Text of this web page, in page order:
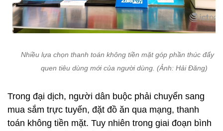
Nhiều lựa chọn thanh toán không tiền mặt góp phần thúc đẩy
quen tiêu dùng mới của người dùng. (Ảnh: Hải Đăng)
Trong đại dịch, người dân buộc phải chuyển sang
mua sắm trực tuyến, đặt đồ ăn qua mạng, thanh
toán không tiền mặt. Tuy nhiên trong giai đoạn bình